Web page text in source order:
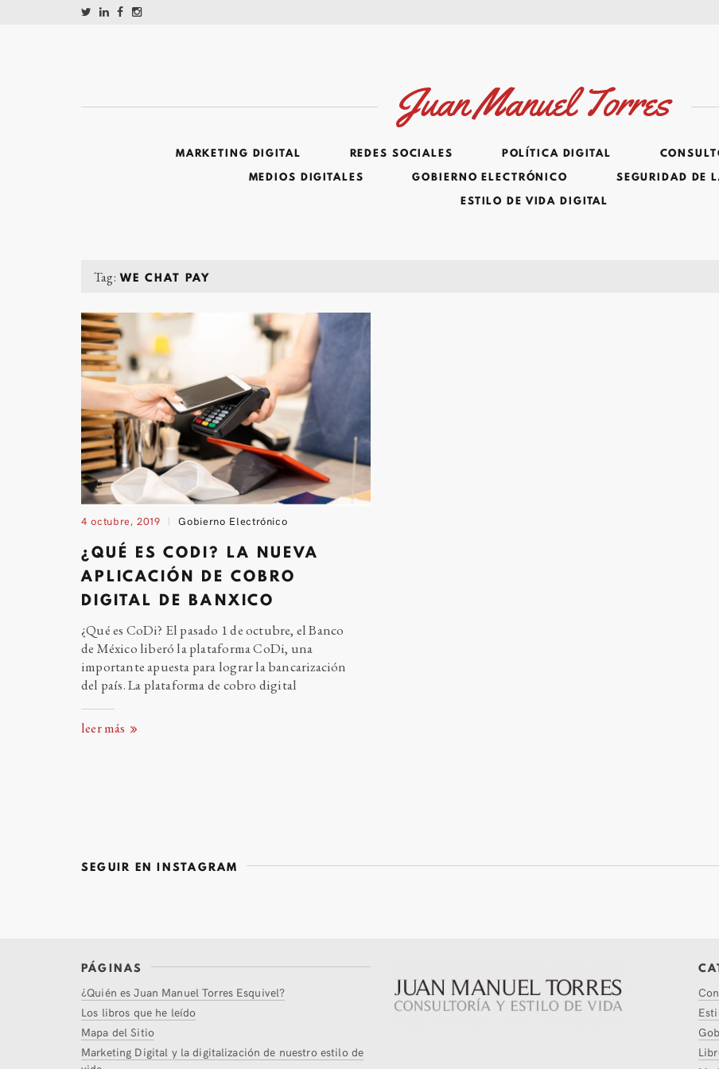
Juan Manuel Torres
MARKETING DIGITAL REDES SOCIALES POLÍTICA DIGITAL
MEDIOS DIGITALES
GOBIERNO ELECTRÓNICO
SEGURIDAD DE
ESTILO DE VIDA DIGITAL
Tag: WE CHAT PAY
4 octubre, 2019 Gobierno Electrónico
¿QUÉ ES CODI? LA NUEVA
APLICACIÓN DE COBRO
DIGITAL DE BANXICO
¿Qué es CoDi? El pasado 1 de octubre, el Banco
de México liberó la plataforma CoDi, una
importante apuesta para lograr la bancarización
del país. La plataforma de cobro digital
leer más
SEGUIR EN INSTAGRAM
PÁGINAS
¿Quién es Juan Manuel Torres Esquivel?
Los libros que he leído
Mapa del Sitio
Marketing Digital y la digitalización de nuestro estilo de